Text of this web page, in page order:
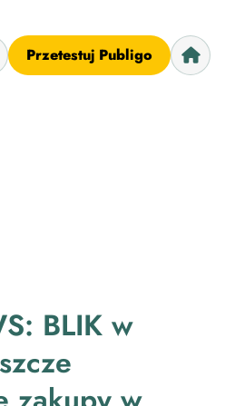
Przetestuj Publigo
BLIK w